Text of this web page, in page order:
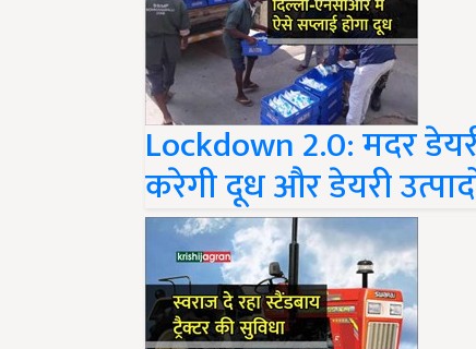
Lockdown 2.0: मदर
करेगी दूध और डेयरी